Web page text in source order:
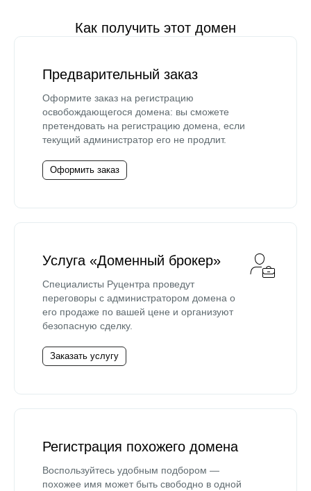
Как получить этот домен
Предварительный заказ
Оформите заказ на регистрацию
освобождающегося домена: вы сможете
претендовать на регистрацию домена, если
текущий администратор его не продлит.
Оформить заказ
Услуга «Доменный брокер»
Специалисты Руцентра проведут
переговоры с администратором домена о
его продаже по вашей цене и организуют
безопасную сделку.
Заказать услугу
Регистрация похожего домена
Воспользуйтесь удобным подбором —
похожее имя может быть свободно в одной